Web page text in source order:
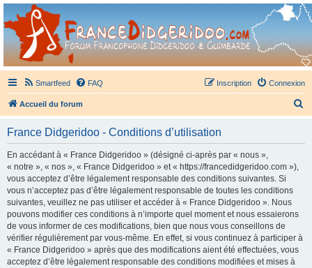
France Didgeridoo
Didgeridoo et Guimbarde sur France Didgeridoo - retrouvez la communauté.
Smartfeed FAQ Connexion
Inscription
Accueil du forum
France Didgeridoo - Conditions d’utilisation
En accédant à « France Didgeridoo » (désigné ci-après par « nous »,
« notre », « nos », « France Didgeridoo » et « https://francedidgeridoo.com »),
vous acceptez d’être légalement responsable des conditions suivantes. Si
vous n’acceptez pas d’être légalement responsable de toutes les conditions
suivantes, veuillez ne pas utiliser et accéder à « France Didgeridoo ». Nous
pouvons modifier ces conditions à n’importe quel moment et nous essaierons
de vous informer de ces modifications, bien que nous vous conseillons de
vérifier régulièrement par vous-même. En effet, si vous continuez à participer à
« France Didgeridoo » après que des modifications aient été effectuées, vous
acceptez d’être légalement responsable des conditions modifiées et mises à